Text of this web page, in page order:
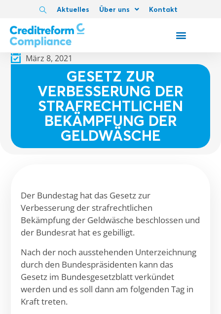
Aktuelles Über uns Kontakt
März 8, 2021
GESETZ ZUR
VERBESSERUNG DER
STRAFRECHTLICHEN
BEKÄMPFUNG DER
GELDWÄSCHE
Der Bundestag hat das Gesetz zur
Verbesserung der strafrechtlichen
Bekämpfung der Geldwäsche beschlossen und
der Bundesrat hat es gebilligt.
Nach der noch ausstehenden Unterzeichnung
durch den Bundespräsidenten kann das
Gesetz im Bundesgesetzblatt verkündet
werden und es soll dann am folgenden Tag in
Kraft treten.